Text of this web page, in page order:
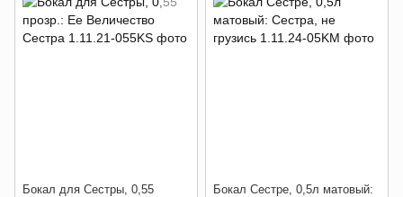
Бокал для Сестры, 0,55
Бокал Сестре, 0,5л матовый: